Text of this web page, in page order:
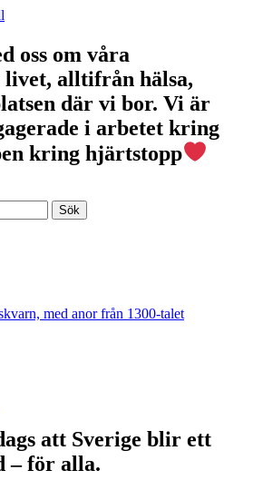
oss om våra
alltifrån hälsa,
där vi bor. Vi är
i arbetet kring
kring hjärtstopp
med anor från 1300-talet
att Sverige blir ett
– för alla.